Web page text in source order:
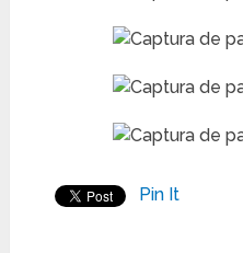
Pin It